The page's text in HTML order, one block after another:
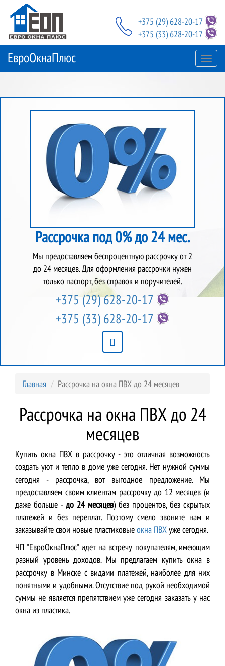
Перейти
основному
содержанию
+375 (29)628-20-17
+375 (33)628-20-17
ЕвроОкнаПлюс
Рассрочка под 0% до 24 мес.
Мы предоставляем беспроцентную рассрочку от 2
до 24 месяцев. Для оформления рассрочки нужен
только паспорт, без справок и поручителей.
+375 (29)628-20-17
+375 (33) 628-20-17
Главная Рассрочка на окна ПВХ до 24 месяцев
Рассрочка на окна ПВХ до 24
месяцев
Рассрочка до 24 месяцев›Звони ☎ +375 (29) 628-20-17
Купить окна ПВХ в рассрочку - это отличная возможность
создать уют и тепло в доме уже сегодня. Нет нужной суммы
сегодня - рассрочка, вот выгодное предложение. Мы
предоставляем своим клиентам рассрочку до 12 месяцев (и
даже больше - до 24 месяцев) без процентов, без скрытых
платежей и без переплат. Поэтому смело звоните нам и
заказывайте свои новые пластиковыеокна ПВХуже сегодня.
ЧП "ЕвроОкнаПлюс" идет на встречу покупателям, имеющим
разный уровень доходов. Мы предлагаем купить окна в
рассрочку в Минске с видами платежей, наиболее для них
понятными и удобными. Отсутствие под рукой необходимой
суммы не является препятствием уже сегодня заказать у нас
окна из пластика.